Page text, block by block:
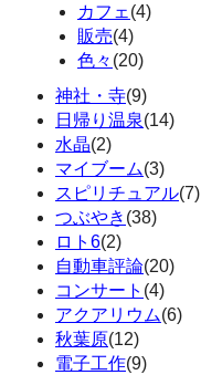
カフェ (4)
販売(4)
色々 (20)
神社・寺(9)
日帰り温泉(14)
水晶(2)
マイブーム(3)
スピリチュアル(7)
つぶやき (38)
ロト6(2)
自動車評論(20)
コンサート (4)
アクアリウム(6)
秋葉原(12)
電子工作(9)